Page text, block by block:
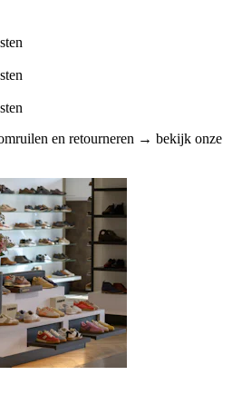
en retourneren → bekijk onze